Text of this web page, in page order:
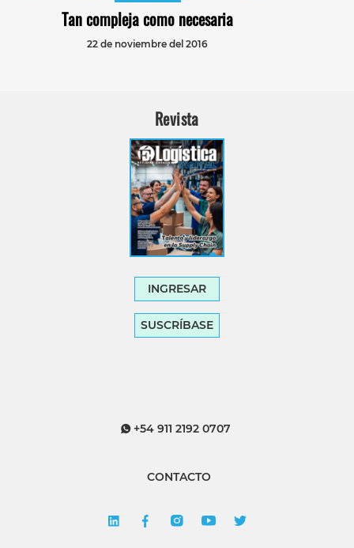
Tan compleja como necesaria
22 de noviembre del 2016
Revista
INGRESAR
SUSCRÍBASE
+54 911 2192 0707
CONTACTO